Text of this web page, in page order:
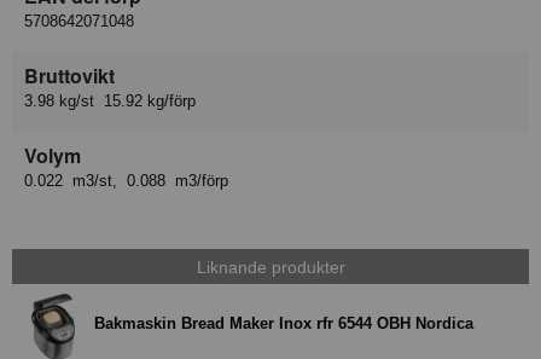
5708642071048
Bruttovikt
3.98 kg/st 15.92 kg/förp
Volym
0.022 m3/st, 0.088 m3/förp
Liknande produkter
Bakmaskin Bread Maker Inox rfr 6544 OBH Nordica